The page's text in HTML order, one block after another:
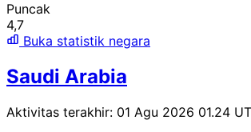
Puncak
4,7
Buka statistik negara
Saudi Arabia
Aktivitas terakhir: 01 Agu 2026 01.24